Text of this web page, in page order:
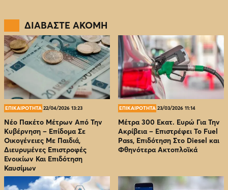
ΔΙΑΒΑΣΤΕ ΑΚΟΜΗ
ΕΠΙΚΑΙΡΟΤΗΤΑ 22/04/2026 13:23
Νέο Πακέτο Μέτρων Από Την
Κυβέρνηση – Επίδομα Σε
Οικογένειες Με Παιδιά,
Διευρυμένες Επιστροφές
Ενοικίων Και Επιδότηση
Καυσίμων
ΕΠΙΚΑΙΡΟΤΗΤΑ 23/03/2026 11:14
Μέτρα 300 Εκατ. Ευρώ Για Την
Ακρίβεια – Επιστρέφει Το Fuel
Pass, Επιδότηση Στο Diesel και
Φθηνότερα Ακτοπλοϊκά